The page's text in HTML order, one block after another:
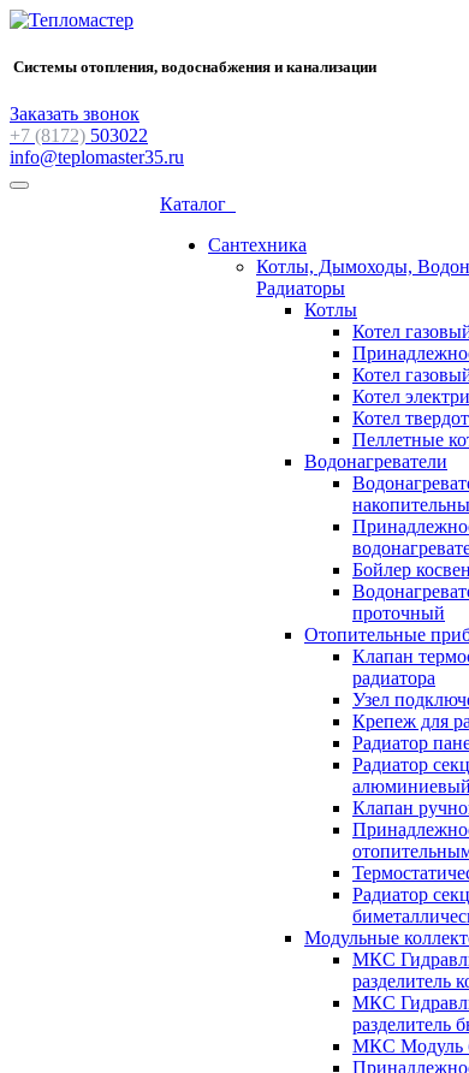
Системы отопления, водоснабжения и канализации
Заказать звонок
+7 (8172) 503022
info@teplomaster35.ru
Каталог
Сантехника
Котлы, Дымоходы,
Радиаторы
Котлы
Котел
Котел
Котел
Котел
Пеллетные
Водонагреватели
Бойлер
проточный
Отопительные
Клапан
радиатора
Узел
Крепеж для
Радиатор
Радиатор
алюминиевый
Клапан
Радиатор
Модульные
МКС
разделитель
МКС
разделитель
МКС Модуль